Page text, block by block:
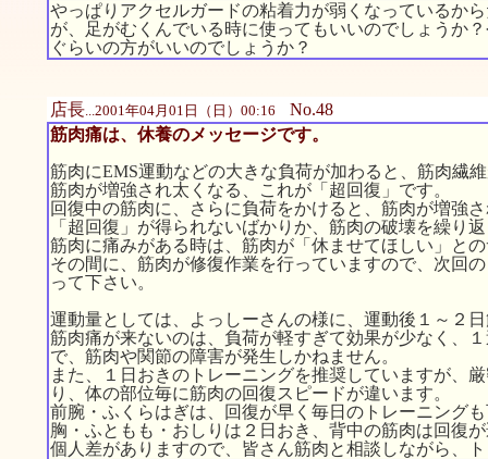
やっぱりアクセルガードの粘着力が弱くなっているか
が、足がむくんでいる時に使ってもいいのでしょうか
ぐらいの方がいいのでしょうか？
店長...2001年04月01日（日）00:16 No.48
筋肉痛は、休養のメッセージです。
筋肉にEMS運動などの大きな負荷が加わると、筋肉繊
筋肉が増強され太くなる、これが「超回復」です。
回復中の筋肉に、さらに負荷をかけると、筋肉が増強
「超回復」が得られないばかりか、筋肉の破壊を繰り
筋肉に痛みがある時は、筋肉が「休ませてほしい」と
その間に、筋肉が修復作業を行っていますので、次回
って下さい。
運動量としては、よっしーさんの様に、運動後１～２
筋肉痛が来ないのは、負荷が軽すぎて効果が少なく、
で、筋肉や関節の障害が発生しかねません。
また、１日おきのトレーニングを推奨していますが、
り、体の部位毎に筋肉の回復スピードが違います。
前腕・ふくらはぎは、回復が早く毎日のトレーニング
胸・ふともも・おしりは２日おき、背中の筋肉は回復
個人差がありますので、皆さん筋肉と相談しながら、